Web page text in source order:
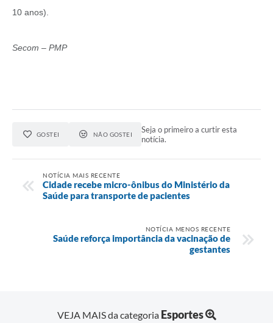
10 anos).
Secom – PMP
GOSTEI NÃO GOSTEI
Seja o primeiro a curtir esta
notícia.
NOTÍCIA MAIS RECENTE
Cidade recebe micro-ônibus do Ministério da
Saúde para transporte de pacientes
NOTÍCIA MENOS RECENTE
Saúde reforça importância da vacinação de
gestantes
VEJA MAIS da categoria Esportes